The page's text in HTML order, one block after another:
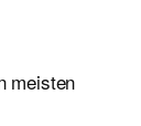
meisten